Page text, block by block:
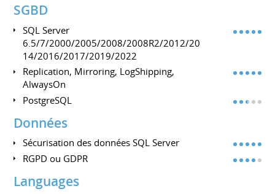
SGBD
SQL Server
6.5/7/2000/2005/2008/2008R2/2012/20
14/2016/2017/2019/2022
Replication, Mirroring, LogShipping,
AlwaysOn
PostgreSQL
Données
Sécurisation des données SQL Server
RGPD ou GDPR
Languages